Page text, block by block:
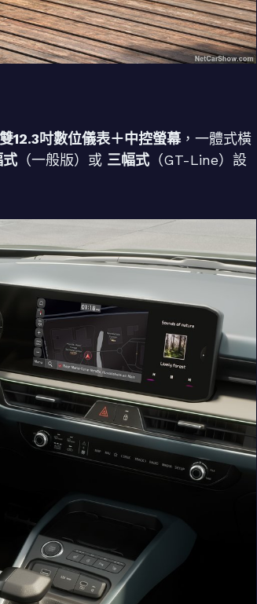
雙12.3吋數位儀表＋中控螢幕，一體式橫
式（一般版）或 三幅式（GT-Line）設